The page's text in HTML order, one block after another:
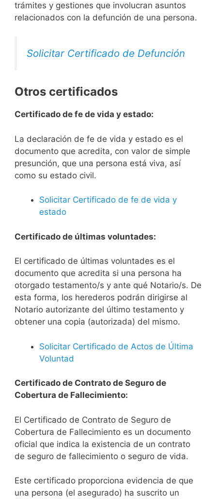
trámites y gestiones que involucran asuntos
relacionados con la defunción de una persona.
Solicitar Certificado de Defunción
Otros certificados
Certificado de fe de vida y estado:
La declaración de fe de vida y estado es el
documento que acredita, con valor de simple
presunción, que una persona está viva, así
como su estado civil.
Solicitar Certificado de fe de vida y
estado
Certificado de últimas voluntades:
El certificado de últimas voluntades es el
documento que acredita si una persona ha
otorgado testamento/s y ante qué Notario/s. De
esta forma, los herederos podrán dirigirse al
Notario autorizante del último testamento y
obtener una copia (autorizada) del mismo.
Solicitar Certificado de Actos de Última
Voluntad
Certificado de Contrato de Seguro de
Cobertura de Fallecimiento:
El Certificado de Contrato de Seguro de
Cobertura de Fallecimiento es un documento
oficial que indica la existencia de un contrato
de seguro de fallecimiento o seguro de vida.
Este certificado proporciona evidencia de que
una persona (el asegurado) ha suscrito un